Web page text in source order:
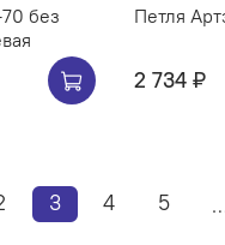
без
Петля
2 734 ₽
3 4 5